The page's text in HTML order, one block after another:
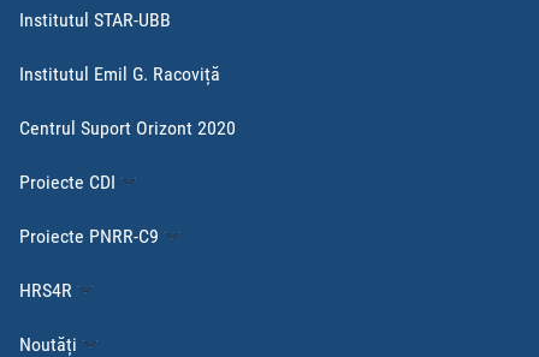
Institutul STAR-UBB
Institutul Emil G. Racoviță
Centrul Suport Orizont 2020
Proiecte CDI
Proiecte PNRR-C9
HRS4R
Noutăți